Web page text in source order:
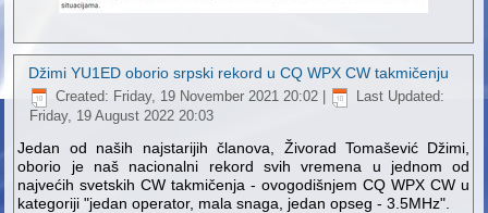
Džimi YU1ED oborio srpski rekord u CQ WPX CW takmičenju
Created: Friday, 19 November 2021 20:02
Last Updated:
Friday, 19 August 2022 20:03
Jedan od naših najstarijih članova, Živorad Tomašević Džimi,
oborio je naš nacionalni rekord svih vremena u jednom od
najvećih svetskih CW takmičenja - ovogodišnjem CQ WPX CW u
kategoriji "jedan operator, mala snaga, jedan opseg - 3.5MHz".